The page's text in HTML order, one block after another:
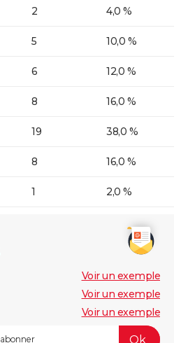
2 4,0 %
5 10,0 %
6 12,0 %
8 16,0 %
19 38,0 %
8 16,0 %
1 2,0 %
Voir un exemple
Voir un exemple
Voir un exemple